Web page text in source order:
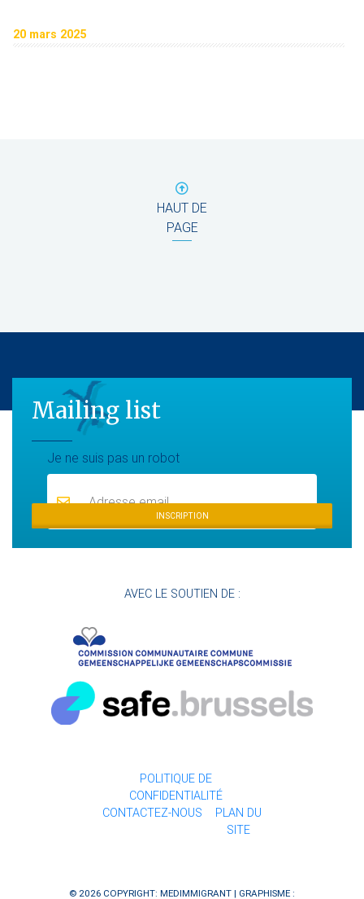
20 mars 2025
HAUT DE
PAGE
Mailing list
Je ne suis pas un robotMailing list
INSCRIPTION
AVEC LE SOUTIEN DE :
POLITIQUE DE
CONFIDENTIALITÉ
CONTACTEZ-NOUS
PLAN DU
SITE
© 2026 COPYRIGHT: MEDIMMIGRANT | GRAPHISME :